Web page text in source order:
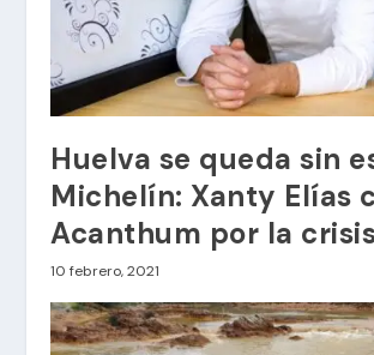
Huelva se queda sin
Michelín: Xanty Elías
Acanthum por la
10 febrero, 2021